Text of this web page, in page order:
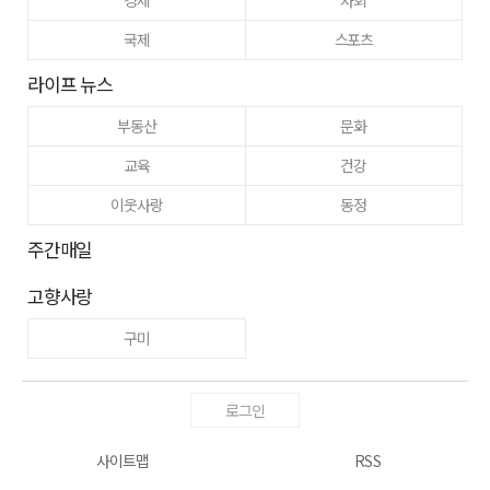
국제
스포츠
라이프 뉴스
부동산
문화
교육
건강
이웃사랑
동정
주간매일
고향사랑
구미
로그인
사이트맵 RSS